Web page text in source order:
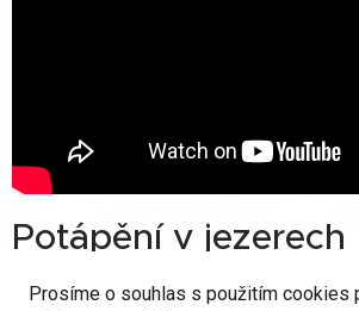
Potápění v jezerech
Jezera také mohou nabídnout